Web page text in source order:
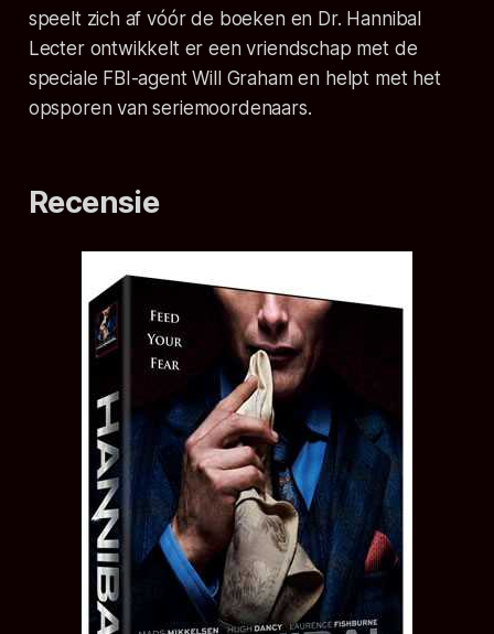
speelt zich af vóór de boeken en Dr. Hannibal
Lecter ontwikkelt er een vriendschap met de
speciale FBI-agent Will Graham en helpt met het
opsporen van seriemoordenaars.
Recensie